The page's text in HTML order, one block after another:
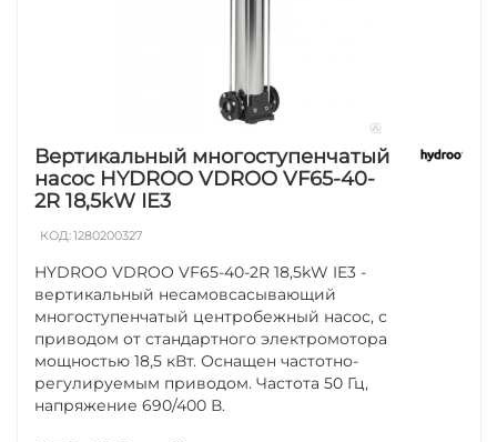
Вертикальный многоступенчатый
насос HYDROO VDROO VF65-40-
2R 18,5kW IE3
КОД:1280200327
HYDROO VDROO VF65-40-2R 18,5kW IE3 -
вертикальный несамовсасывающий
многоступенчатый центробежный насос, с
приводом от стандартного электромотора
мощностью 18,5 кВт. Оснащен частотно-
регулируемым приводом. Частота 50 Гц,
напряжение 690/400 В.